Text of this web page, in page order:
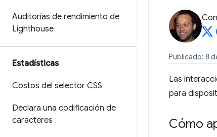
Auditorías de rendimiento de
Lighthouse
Estadísticas
Costos del selector CSS
Declara una codificación de
caracteres
Publicado: 8
Las
para
Cómo